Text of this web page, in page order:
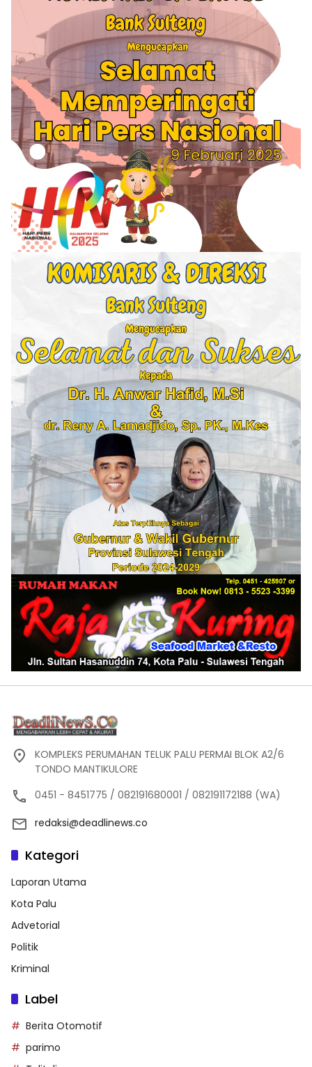
KOMPLEKS PERUMAHAN TELUK PALU PERMAI BLOK A2/6
TONDO MANTIKULORE
0451 - 8451775 / 082191680001 / 082191172188 (WA)
redaksi@deadlinews.co
Kategori
Laporan Utama
Kota Palu
Advetorial
Politik
Kriminal
Label
Berita Otomotif
parimo